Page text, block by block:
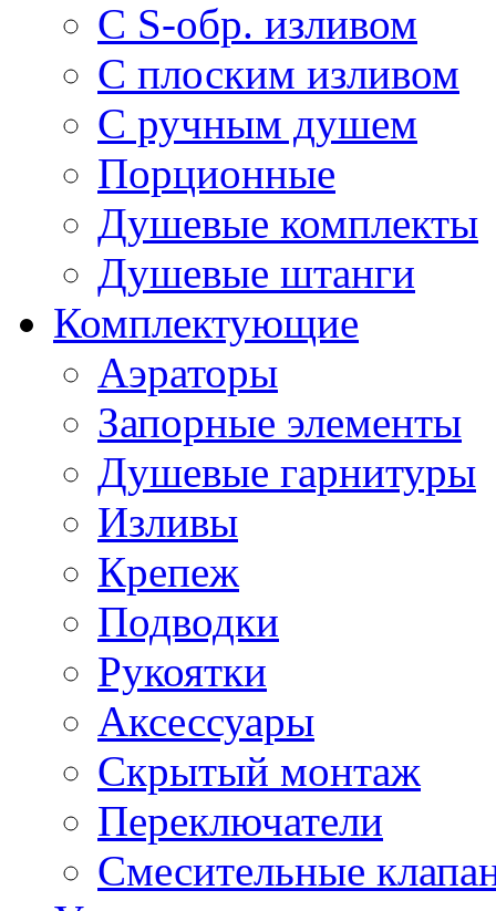
С S-обр. изливом
С плоским изливом
С ручным душем
Порционные
Душевые комплекты
Душевые штанги
Комплектующие
Аэраторы
Запорные элементы
Душевые гарнитуры
Изливы
Крепеж
Подводки
Рукоятки
Аксессуары
Скрытый монтаж
Переключатели
Смесительные